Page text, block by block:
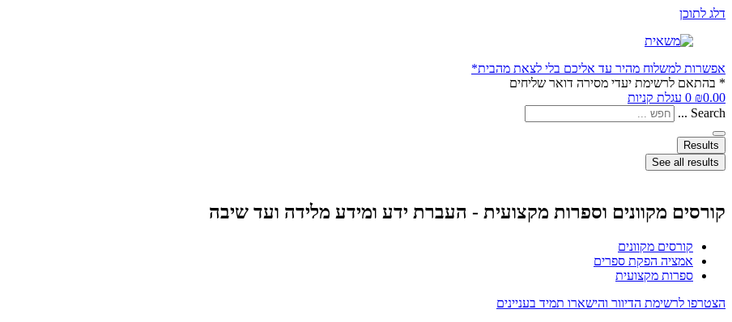
דלג לתוכן
אפשרות למשלוח מהיר עד אליכם בלי לצאת מהבית*
* בהתאם לרשימת יעדי מסירה דואר שליחים
₪0.00
0 עגלת קניות
Search ...
Results
See all results
קורסים מקוונים וספרות מקצועית - העברת ידע ומידע מלידה ועד שיבה
קורסים מקוונים
אמציה הפקת ספרים
ספרות מקצועית
הצטרפו לרשימת הדיוור והישארו תמיד בעניינים